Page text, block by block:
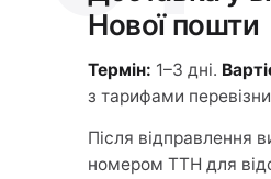
Нової пошти
Термін: 1–3 дні.
з тарифами
Після відправлення
номером ТТН для